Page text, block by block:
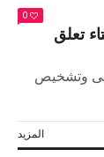
0
تعلق
وتشخيص
المزيد